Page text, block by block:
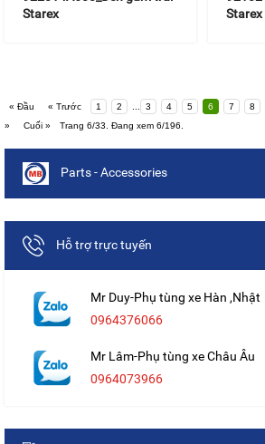
Starex
Starex
« Đầu « Trước 1 2 3 4 5 6 7 8
»
Cuối » Trang 6/33. Đang xem 6/196.
Parts - Accessories
Hỗ trợ trực tuyến
Mr Duy-Phụ tùng xe Hàn ,Nhật
0964376066
Mr Lâm-Phụ tùng xe Châu Âu
0964073966